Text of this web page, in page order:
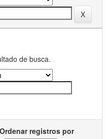
de busca.
Ordenar registros por